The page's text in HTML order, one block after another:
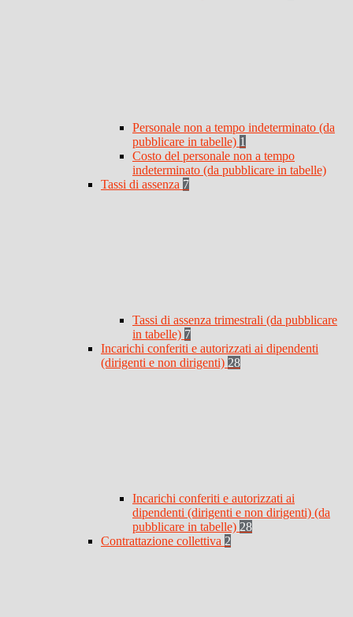
Personale non a tempo indeterminato (da
pubblicare in tabelle) 1
Costo del personale non a tempo
indeterminato (da pubblicare in tabelle)
Tassi di assenza 7
Tassi di assenza trimestrali (da pubblicare
in tabelle) 7
Incarichi conferiti e autorizzati ai dipendenti
(dirigenti e non dirigenti) 28
Incarichi conferiti e autorizzati ai
dipendenti (dirigenti e non dirigenti) (da
pubblicare in tabelle) 28
Contrattazione collettiva 2